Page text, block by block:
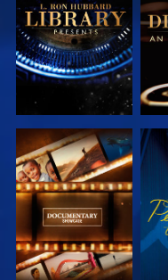
SERIEN
UTFORSKA
SERIEN